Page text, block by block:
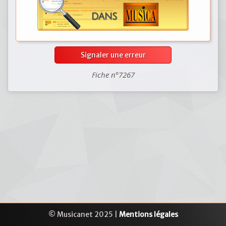
Signaler une erreur
Fiche n°7267
© Musicanet 2025 | Mentions légales